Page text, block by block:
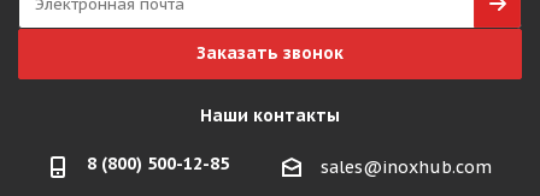
Заказать звонок
Наши контакты
8 (800) 500-12-85 sales@inoxhub.com